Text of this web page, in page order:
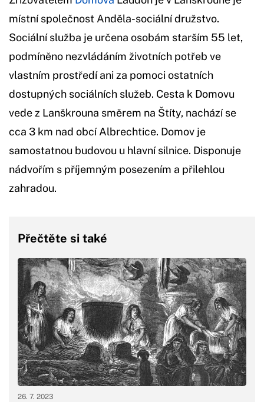
místní společnost Anděla-sociální družstvo.
Sociální služba je určena osobám starším 55 let,
podmíněno nezvládáním životních potřeb ve
vlastním prostředí ani za pomoci ostatních
dostupných sociálních služeb. Cesta k Domovu
vede z Lanškrouna směrem na Štíty, nachází se
cca 3 km nad obcí Albrechtice. Domov je
samostatnou budovou u hlavní silnice. Disponuje
nádvořím s příjemným posezením a přilehlou
zahradou.
Přečtěte si také
26. 7. 2023